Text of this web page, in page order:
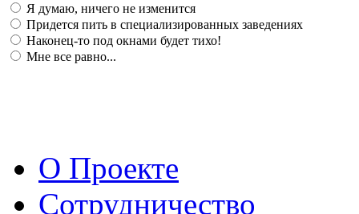
Я думаю, ничего не изменится
Придется пить в специализированных заведениях
Наконец-то под окнами будет тихо!
Мне все равно...
О Проекте
Сотрудничество